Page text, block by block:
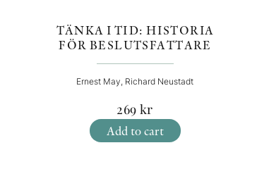
TÄNKA I TID: HISTORIA
FÖR BESLUTSFATTARE
Ernest May, Richard Neustadt
269 kr
Add to cart